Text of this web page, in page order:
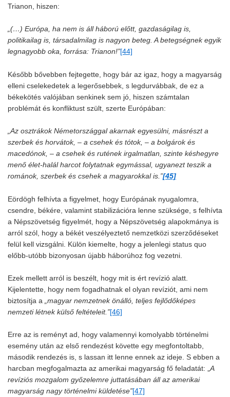
Trianon, hiszen:
„(…) Európa, ha nem is áll háború előtt, gazdaságilag is,
politikailag is, társadalmilag is nagyon beteg. A betegségnek egyik
legnagyobb oka, forrása: Trianon!”[44]
Később bővebben fejtegette, hogy bár az igaz, hogy a magyarság
elleni cselekedetek a legerősebbek, s legdurvábbak, de ez a
békekötés valójában senkinek sem jó, hiszen számtalan
problémát és konfliktust szült, szerte Európában:
„Az osztrákok Németországgal akarnak egyesülni, másrészt a
szerbek és horvátok, – a csehek és tótok, – a bolgárok és
macedónok, – a csehek és rutének irgalmatlan, szinte késhegyre
menő élet-halál harcot folytatnak egymással, ugyanezt teszik a
románok, szerbek és csehek a magyarokkal is.”[45]
Eördögh felhívta a figyelmet, hogy Európának nyugalomra,
csendre, békére, valamint stabilizációra lenne szüksége, s felhívta
a Népszövetség figyelmét, hogy a Népszövetség alapokmánya is
arról szól, hogy a békét veszélyeztető nemzetközi szerződéseket
felül kell vizsgálni. Külön kiemelte, hogy a jelenlegi status quo
előbb-utóbb bizonyosan újabb háborúhoz fog vezetni.
Ezek mellett arról is beszélt, hogy mit is ért revízió alatt.
Kijelentette, hogy nem fogadhatnak el olyan revíziót, ami nem
biztosítja a
„magyar nemzetnek önálló, teljes fejlődőképes
nemzeti létnek külső feltételeit.”[46]
Erre az is reményt ad, hogy valamennyi komolyabb történelmi
esemény után az első rendezést követte egy megfontoltabb,
második rendezés is, s lassan itt lenne ennek az ideje. S ebben a
harcban megfogalmazta az amerikai magyarság fő feladatát: „A
revíziós mozgalom győzelemre juttatásában áll az amerikai
magyarság nagy történelmi küldetése”[47]